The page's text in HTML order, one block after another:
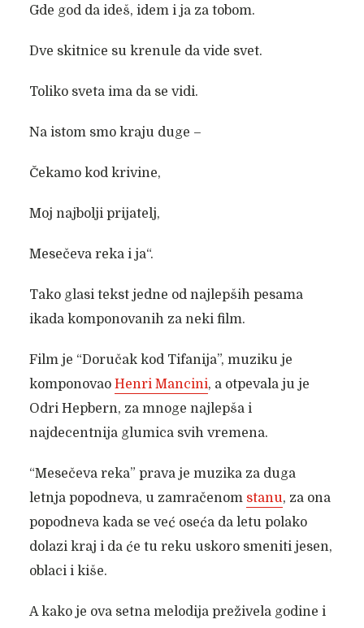
Gde god da ideš, idem i ja za tobom.
Dve skitnice su krenule da vide svet.
Toliko sveta ima da se vidi.
Na istom smo kraju duge –
Čekamo kod krivine,
Moj najbolji prijatelj,
Mesečeva reka i ja“.
Tako glasi tekst jedne od najlepših pesama
ikada komponovanih za neki film.
Film je “Doručak kod Tifanija”, muziku je
komponovao Henri Mancini, a otpevala ju je
Odri Hepbern, za mnoge najlepša i
najdecentnija glumica svih vremena.
“Mesečeva reka” prava je muzika za duga
letnja popodneva, u zamračenom stanu, za ona
popodneva kada se već oseća da letu polako
dolazi kraj i da će tu reku uskoro smeniti jesen,
oblaci i kiše.
A kako je ova setna melodija preživela godine i